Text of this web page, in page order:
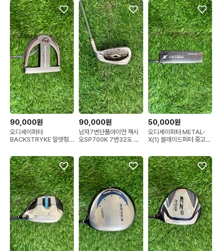
90,000원
오디세이퍼터
BACKSTRYKE 말렛형
90,000원
남자7번단품아이언 젝시
오SP700K 7번32도 중
50,000원
오디세이퍼터 METAL-
X(1) 블레이드퍼터 중고퍼